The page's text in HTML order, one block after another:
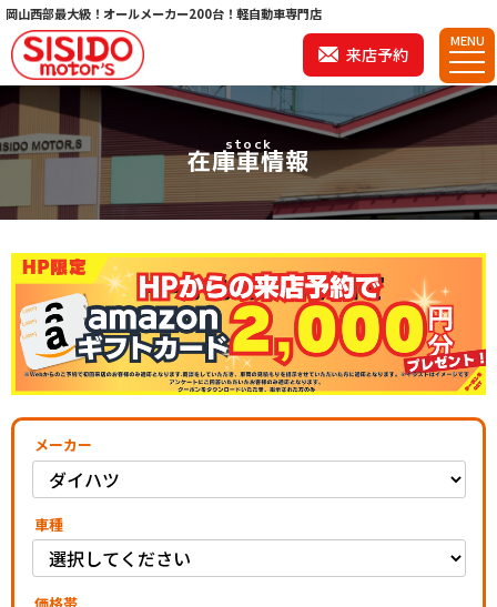
岡山西部最大級！オールメーカー200台！軽自動車専門店
来店予約
MENU
stock
在庫車情報
メーカー
車種